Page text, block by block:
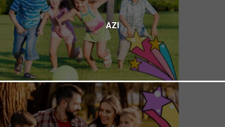
AZI